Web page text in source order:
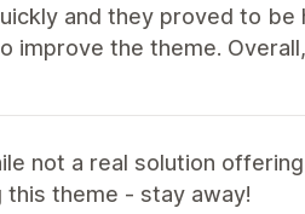
and they proved to be
the theme.
not a real solution
theme - stay away!